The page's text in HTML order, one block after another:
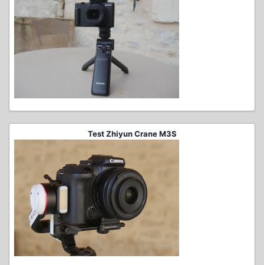
Test Zhiyun Crane M3S